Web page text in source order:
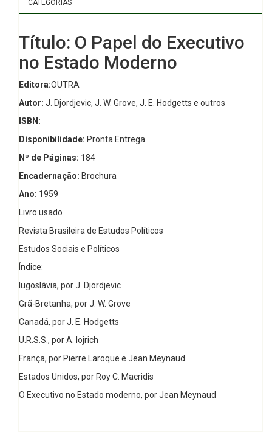
CATEGORIAS
Título: O Papel do Executivo
no Estado Moderno
Editora:OUTRA
Autor: J. Djordjevic, J. W. Grove, J. E. Hodgetts e outros
ISBN:
Disponibilidade: Pronta Entrega
Nº de Páginas: 184
Encadernação: Brochura
Ano: 1959
Livro usado
Revista Brasileira de Estudos Políticos
Estudos Sociais e Políticos
Índice:
Iugoslávia, por J. Djordjevic
Grã-Bretanha, por J. W. Grove
Canadá, por J. E. Hodgetts
U.R.S.S., por A. Iojrich
França, por Pierre Laroque e Jean Meynaud
Estados Unidos, por Roy C. Macridis
O Executivo no Estado moderno, por Jean Meynaud